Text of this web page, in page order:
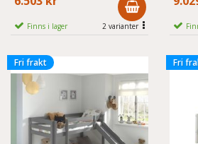
Finns i lager 2 varianter
Fri frakt Fri